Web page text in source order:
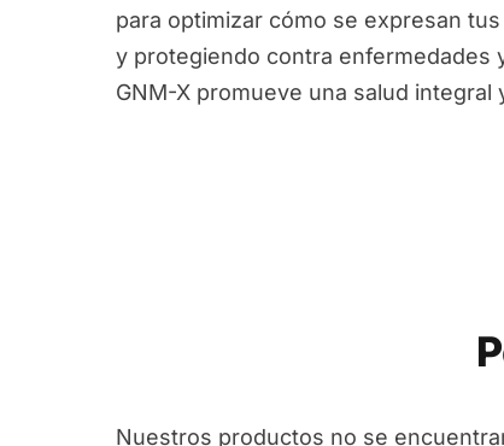
para optimizar cómo se expresan
y protegiendo contra enfermedades
GNM-X promueve una salud
Nuestros productos no se